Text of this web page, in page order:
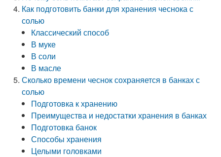
Как подготовить банки для хранения чеснока с
солью
Классический способ
В муке
В соли
В масле
Сколько времени чеснок сохраняется в банках с
солью
Подготовка к хранению
Преимущества и недостатки хранения в банках
Подготовка банок
Способы хранения
Целыми головками